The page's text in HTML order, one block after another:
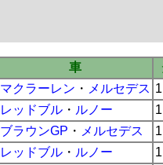
車
マクラーレン ・ メルセデス
レッドブル ・ ルノー
ブラウンGP ・ メルセデス
レッドブル ・ ルノー